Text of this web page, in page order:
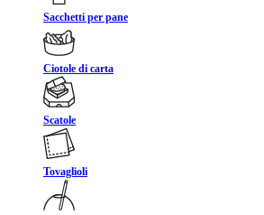
Sacchetti per pane
Ciotole di carta
Scatole
Tovaglioli